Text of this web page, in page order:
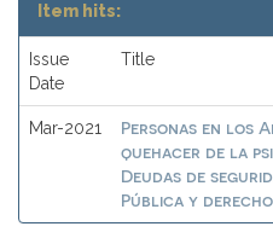
Item hits:
Issue
Date
Title
Mar-2021
Personas en los
quehacer de la
Deudas de
Pública y